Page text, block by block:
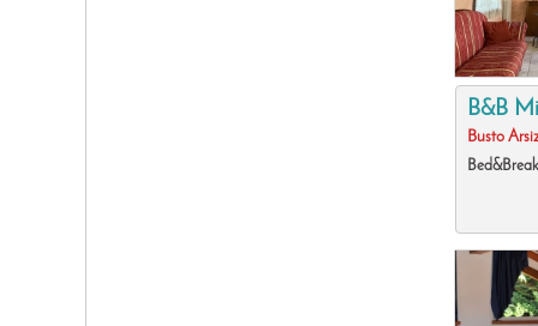
B&B
Busto